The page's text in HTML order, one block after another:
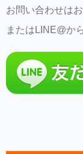
お問い合わせは
またはLINE@か